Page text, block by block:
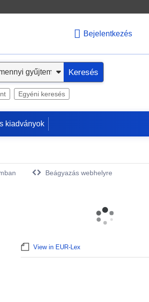
Bejelentkezés
Keresés
Egyéni keresés
kiadványok
Beágyazás webhelyre
View in EUR-Lex